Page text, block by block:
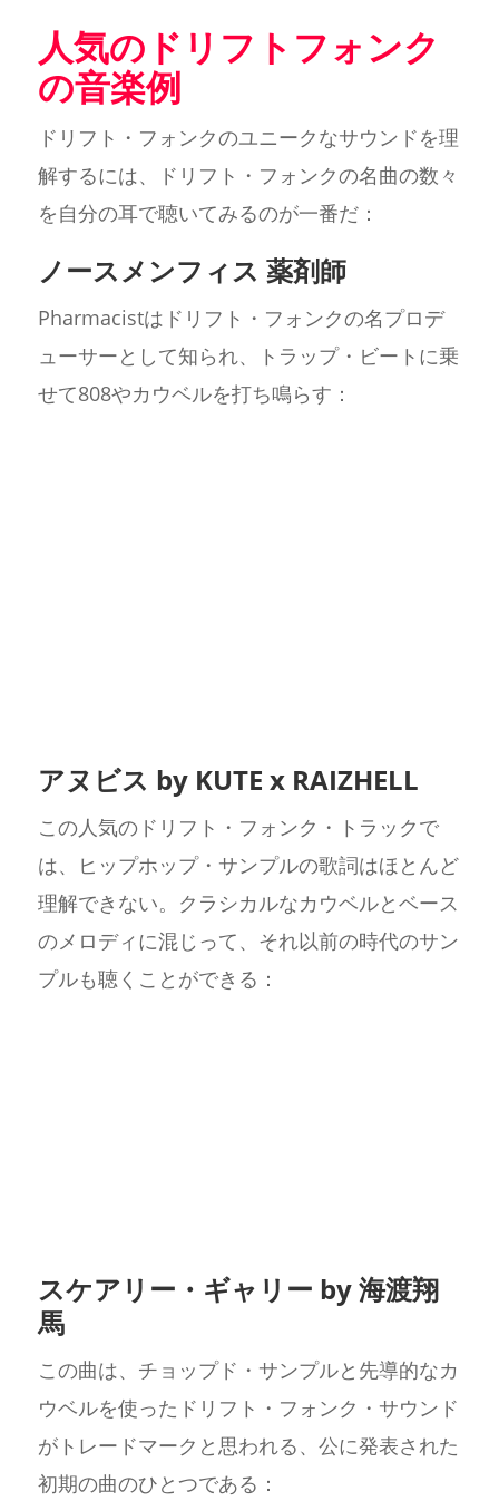
人気のドリフトフォンク
の音楽例
ドリフト・フォンクのユニークなサウンドを理
解するには、ドリフト・フォンクの名曲の数々
を自分の耳で聴いてみるのが一番だ：
ノースメンフィス 薬剤師
Pharmacistはドリフト・フォンクの名プロデ
ューサーとして知られ、トラップ・ビートに乗
せて808やカウベルを打ち鳴らす：
アヌビス by KUTE x RAIZHELL
この人気のドリフト・フォンク・トラックで
は、ヒップホップ・サンプルの歌詞はほとんど
理解できない。クラシカルなカウベルとベース
のメロディに混じって、それ以前の時代のサン
プルも聴くことができる：
スケアリー・ギャリー by 海渡翔
馬
この曲は、チョップド・サンプルと先導的なカ
ウベルを使ったドリフト・フォンク・サウンド
がトレードマークと思われる、公に発表された
初期の曲のひとつである：